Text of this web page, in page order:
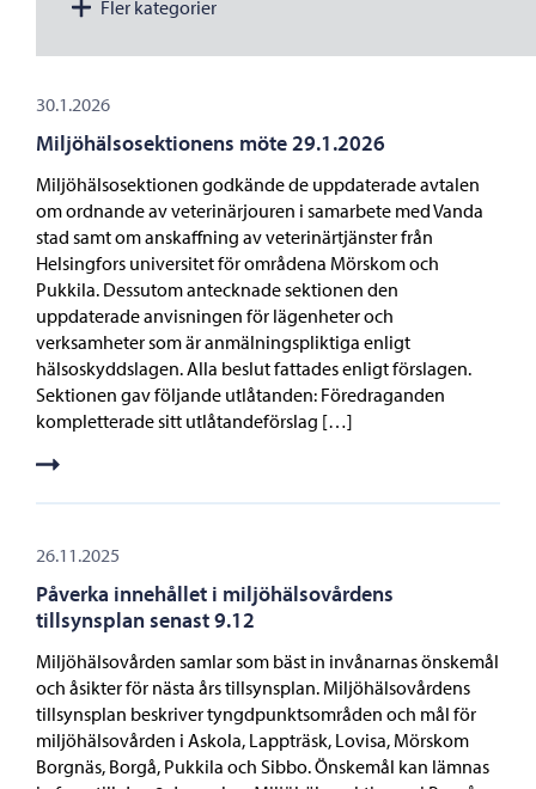
Fler kategorier
30.1.2026
Miljöhälsosektionens möte 29.1.2026
Miljöhälsosektionen godkände de uppdaterade avtalen
om ordnande av veterinärjouren i samarbete med Vanda
stad samt om anskaffning av veterinärtjänster från
Helsingfors universitet för områdena Mörskom och
Pukkila. Dessutom antecknade sektionen den
uppdaterade anvisningen för lägenheter och
verksamheter som är anmälningspliktiga enligt
hälsoskyddslagen. Alla beslut fattades enligt förslagen.
Sektionen gav följande utlåtanden: Föredraganden
kompletterade sitt utlåtandeförslag […]
26.11.2025
Påverka innehållet i miljöhälsovårdens
tillsynsplan senast 9.12
Miljöhälsovården samlar som bäst in invånarnas önskemål
och åsikter för nästa års tillsynsplan. Miljöhälsovårdens
tillsynsplan beskriver tyngdpunktsområden och mål för
miljöhälsovården i Askola, Lappträsk, Lovisa, Mörskom
Borgnäs, Borgå, Pukkila och Sibbo. Önskemål kan lämnas